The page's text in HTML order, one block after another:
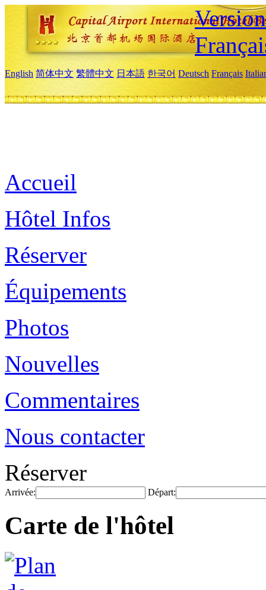
English 简体中文 繁體中文 日本語 한국어 Deutsch Français
Accueil
Hôtel Infos
Réserver
Équipements
Photos
Nouvelles
Commentaires
Nous contacter
Réserver
Arrivée: Départ:
Carte de l'hôtel